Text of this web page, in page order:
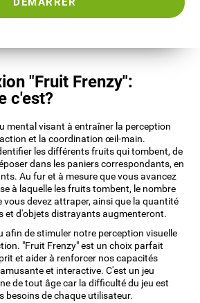
"Fruit Frenzy":
c'est?
mental visant à entraîner la perception
et la coordination œil-main.
les différents fruits qui tombent, de
dans les paniers correspondants, en
Au fur et à mesure que vous avancez
à laquelle les fruits tombent, le nombre
devez attraper, ainsi que la quantité
et d'objets distrayants augmenteront.
afin de stimuler notre perception visuelle
"Fruit Frenzy" est un choix parfait
et aider à renforcer nos capacités
et interactive. C'est un jeu
de tout âge car la difficulté du jeu est
besoins de chaque utilisateur.